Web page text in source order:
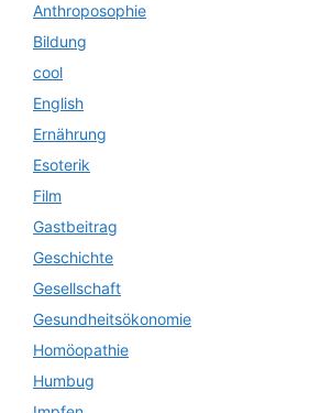
Anthroposophie
Bildung
cool
English
Ernährung
Esoterik
Film
Gastbeitrag
Geschichte
Gesellschaft
Gesundheitsökonomie
Homöopathie
Humbug